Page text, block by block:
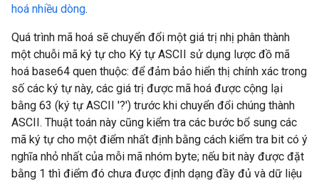
hoá nhiều dòng.
Quá trình mã hoá sẽ chuyển đổi một giá trị nhị phân thành
một chuỗi mã ký tự cho Ký tự ASCII sử dụng lược đồ mã
hoá base64 quen thuộc: để đảm bảo hiển thị chính xác trong
số các ký tự này, các giá trị được mã hoá được cộng lại
bằng 63 (ký tự ASCII '?') trước khi chuyển đổi chúng thành
ASCII. Thuật toán này cũng kiểm tra các bước bổ sung các
mã ký tự cho một điểm nhất định bằng cách kiểm tra bit có ý
nghĩa nhỏ nhất của mỗi mã nhóm byte; nếu bit này được đặt
bằng 1 thì điểm đó chưa được định dạng đầy đủ và dữ liệu